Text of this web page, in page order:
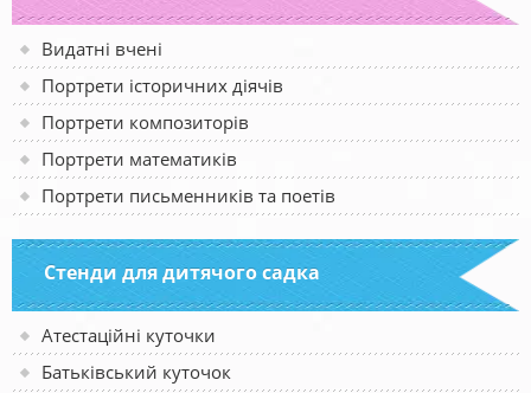
Видатні вчені
Портрети історичних діячів
Портрети композиторів
Портрети математиків
Портрети письменників та поетів
Стенди для дитячого садка
Атестаційні куточки
Батьківський куточок